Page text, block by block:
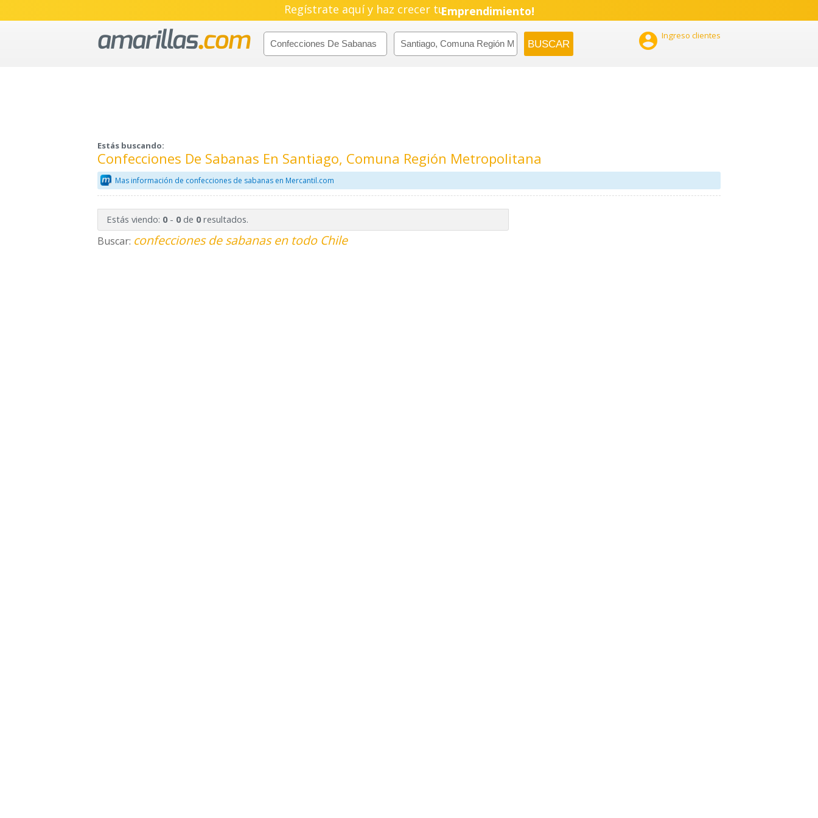
Regístrate aquí y haz crecer tuEmprendimiento!
 Ingreso clientes
Estás buscando:
Confecciones De Sabanas En Santiago, Comuna Región Metropolitana
Mas información de confecciones de sabanas en Mercantil.com
Estás viendo: 0- 0de 0resultados.
Buscar: confecciones de sabanas en todo Chile